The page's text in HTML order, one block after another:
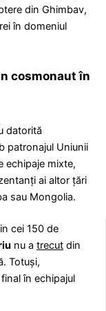
din Ghimbav,
în domeniul
cosmonaut în
datorită
patronajul Uniunii
echipaje mixte,
ai altor țări
sau Mongolia.
cei 150 de
nu a trecut din
Totuși,
în echipajul